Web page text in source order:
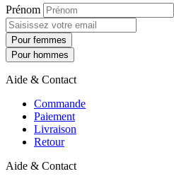
Prénom
Pour femmes
Pour hommes
Aide & Contact
Commande
Paiement
Livraison
Retour
Aide & Contact